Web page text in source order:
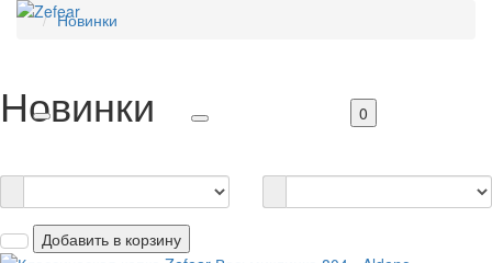
0
Новинки
Новинки
Добавить в корзину